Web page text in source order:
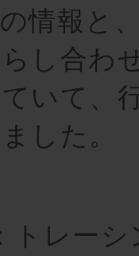
情報と
し合わ
いて、
した。
レーシ